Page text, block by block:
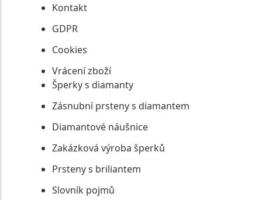
Kontakt
GDPR
Cookies
Vrácení zboží
Šperky s diamanty
Zásnubní prsteny s diamantem
Diamantové náušnice
Zakázková výroba šperků
Prsteny s briliantem
Slovník pojmů